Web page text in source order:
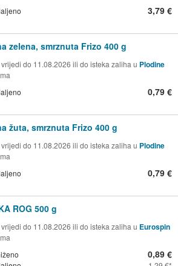
3,79 €
zelena, smrznuta Frizo 400 g
do 11.08.2026 ili do isteka zaliha u Plodine
0,79 €
žuta, smrznuta Frizo 400 g
do 11.08.2026 ili do isteka zaliha u Plodine
0,79 €
ROG 500 g
do 11.08.2026 ili do isteka zaliha u Eurospin
0,89 €